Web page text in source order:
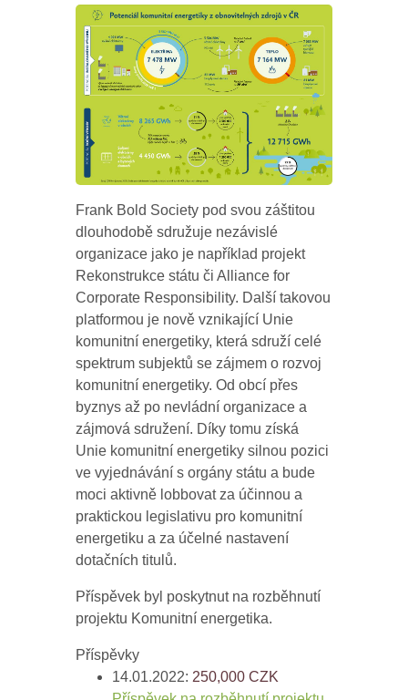
Frank Bold Society pod svou záštitou
dlouhodobě sdružuje nezávislé
organizace jako je například projekt
Rekonstrukce státu či Alliance for
Corporate Responsibility. Další takovou
platformou je nově vznikající Unie
komunitní energetiky, která sdruží celé
spektrum subjektů se zájmem o rozvoj
komunitní energetiky. Od obcí přes
byznys až po nevládní organizace a
zájmová sdružení. Díky tomu získá
Unie komunitní energetiky silnou pozici
ve vyjednávání s orgány státu a bude
moci aktivně lobbovat za účinnou a
praktickou legislativu pro komunitní
energetiku a za účelné nastavení
dotačních titulů.
Příspěvek byl poskytnut na rozběhnutí
projektu Komunitní energetika.
Příspěvky
14.01.2022: 250,000CZK